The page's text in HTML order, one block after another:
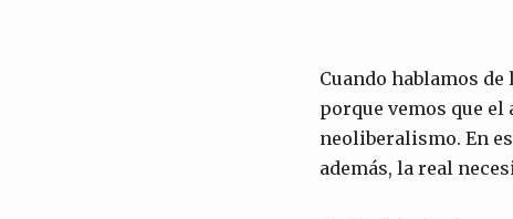
Cuando hablamos
porque vemos que
neoliberalismo. En
además, la real